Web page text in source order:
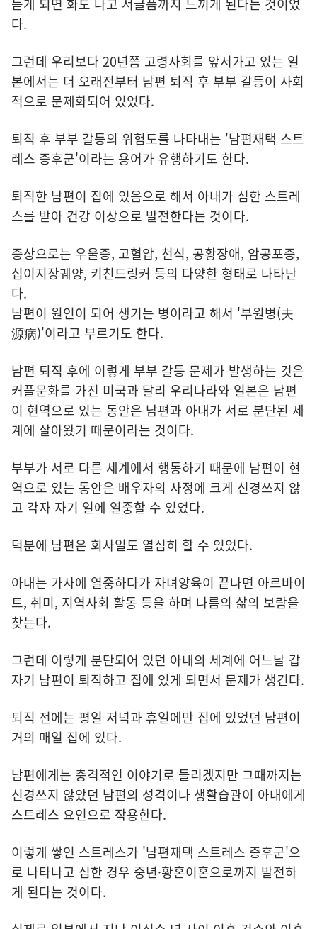
듣게 되면 화도 나고 서글픔까지 느끼게 된다는 것이었
다.
그런데 우리보다 20년쯤 고령사회를 앞서가고 있는 일
본에서는 더 오래전부터 남편 퇴직 후 부부 갈등이 사회
적으로 문제화되어 있었다.
퇴직 후 부부 갈등의 위험도를 나타내는 '남편재택 스트
레스 증후군'이라는 용어가 유행하기도 한다.
퇴직한 남편이 집에 있음으로 해서 아내가 심한 스트레
스를 받아 건강 이상으로 발전한다는 것이다.
증상으로는 우울증, 고혈압, 천식, 공황장애, 암공포증,
십이지장궤양, 키친드링커 등의 다양한 형태로 나타난
다.
남편이 원인이 되어 생기는 병이라고 해서 '부원병(夫
源病)'이라고 부르기도 한다.
남편 퇴직 후에 이렇게 부부 갈등 문제가 발생하는 것은
커플문화를 가진 미국과 달리 우리나라와 일본은 남편
이 현역으로 있는 동안은 남편과 아내가 서로 분단된 세
계에 살아왔기 때문이라는 것이다.
부부가 서로 다른 세계에서 행동하기 때문에 남편이 현
역으로 있는 동안은 배우자의 사정에 크게 신경쓰지 않
고 각자 자기 일에 열중할 수 있었다.
덕분에 남편은 회사일도 열심히 할 수 있었다.
아내는 가사에 열중하다가 자녀양육이 끝나면 아르바이
트, 취미, 지역사회 활동 등을 하며 나름의 삶의 보람을
찾는다.
그런데 이렇게 분단되어 있던 아내의 세계에 어느날 갑
자기 남편이 퇴직하고 집에 있게 되면서 문제가 생긴다.
퇴직 전에는 평일 저녁과 휴일에만 집에 있었던 남편이
거의 매일 집에 있다.
남편에게는 충격적인 이야기로 들리겠지만 그때까지는
신경쓰지 않았던 남편의 성격이나 생활습관이 아내에게
스트레스 요인으로 작용한다.
이렇게 쌓인 스트레스가 '남편재택 스트레스 증후군'으
로 나타나고 심한 경우 중년·황혼이혼으로까지 발전하
게 된다는 것이다.